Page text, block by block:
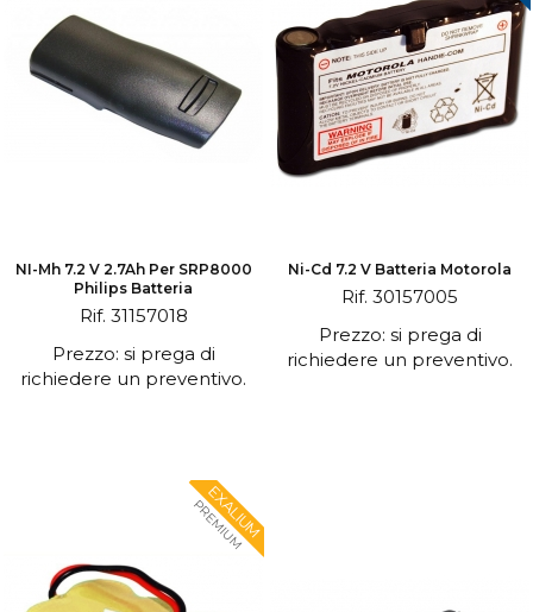
NI-Mh 7.2 V 2.7Ah Per SRP8000
Philips Batteria
Rif. 31157018
Prezzo: si prega di
richiedere un preventivo.
Ni-Cd 7.2 V Batteria Motorola
Rif. 30157005
Prezzo: si prega di
richiedere un preventivo.
EXALIUM
PREMIUM